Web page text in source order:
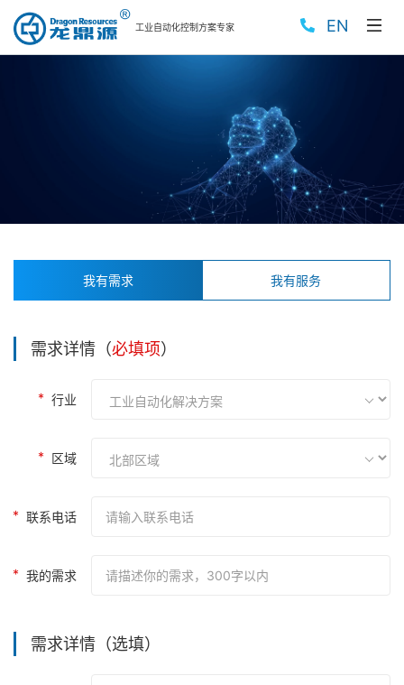
工业自动化控制方案专家 EN
我有需求 我有服务
需求详情（必填项）
行业
区域
联系电话
我的需求
需求详情（选填）